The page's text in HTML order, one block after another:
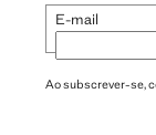
E-mail
Ao subscrever-se,